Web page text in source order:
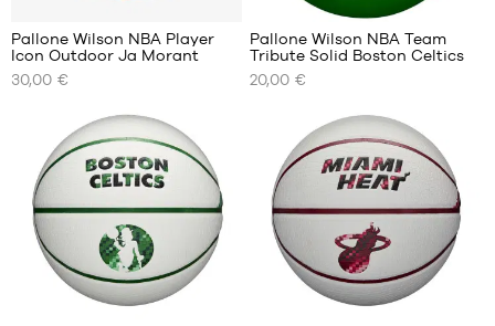
I
NOSTRI
DISPONIBILI
dimensione
7
Solo
negozio
Pallone Wilson NBA Player
Icon Outdoor Ja Morant
30,00 €
NOSTRI
DISPONIBILI
dimensione
5
Pallone Wilson NBA Team
Tribute Solid Boston Celtics
20,00 €